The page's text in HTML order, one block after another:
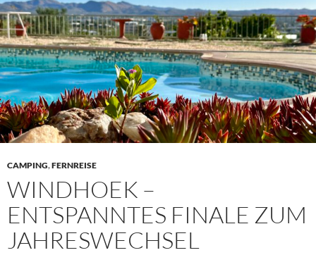
CAMPING,FERNREISE
WINDHOEK –
ENTSPANNTES FINALE ZUM
JAHRESWECHSEL